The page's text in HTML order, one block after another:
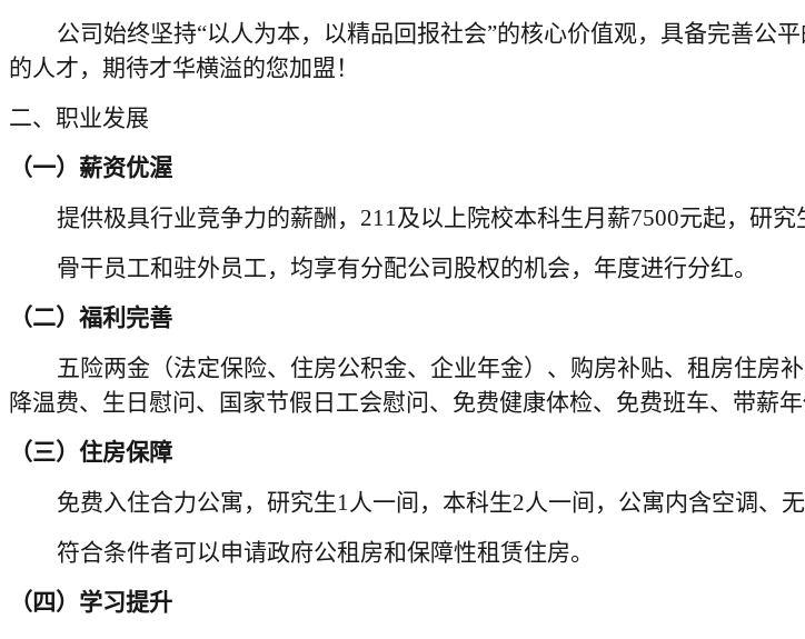
公司始终坚持“以人为本，以精品回报社会”的核心价值观，具备完善公
的人才，期待才华横溢的您加盟！
二、职业发展
（一）薪资优渥
提供极具行业竞争力的薪酬，211及以上院校本科生月薪7500元起，研究
骨干员工和驻外员工，均享有分配公司股权的机会，年度进行分红。
（二）福利完善
五险两金（法定保险、住房公积金、企业年金）、购房补贴、租房住房
降温费、生日慰问、国家节假日工会慰问、免费健康体检、免费班车、带薪
（三）住房保障
免费入住合力公寓，研究生1人一间，本科生2人一间，公寓内含空调、
符合条件者可以申请政府公租房和保障性租赁住房。
（四） 学习提升